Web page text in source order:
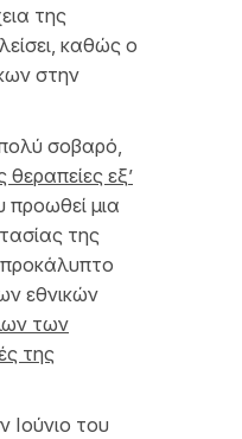
της
καθώς o
στην
πολύ σοβαρό,
εξ’
προωθεί μια
της
εθνικών
των
της
Ιούνιο του